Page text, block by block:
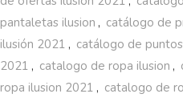
pantaletas ilusion , catálogo de
ilusión 2021 , catálogo de
2021 , catalogo de ropa ilusion ,
ropa ilusion 2021 , catalogo de